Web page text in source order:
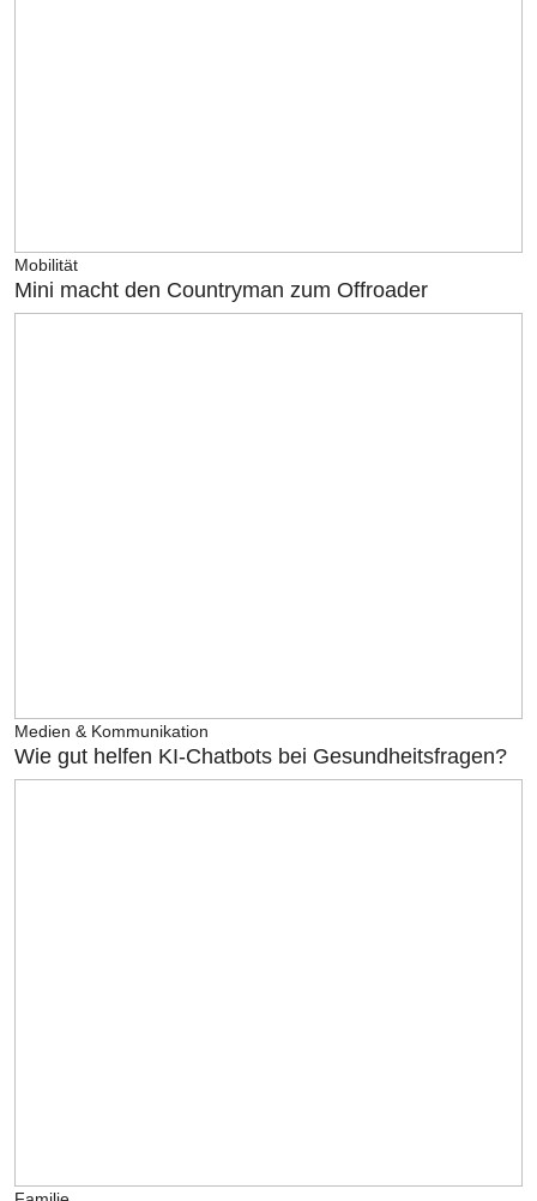
Mobilität
Mini macht den Countryman zum Offroader
Medien & Kommunikation
Wie gut helfen KI-Chatbots bei Gesundheitsfragen?